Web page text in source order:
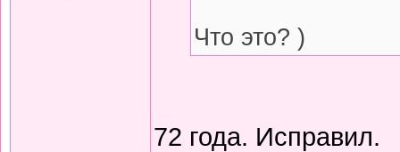
Что это? )
72 года. Исправил.